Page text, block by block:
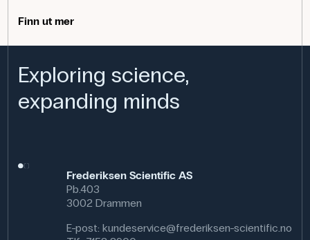
analyserer oksygeninnholdet i vannmiljøer. Den brukes til
prøvetaking i innsjøer, akvarier eller bekker og til kjemiske
analyser av vannkvalitet. Tradisjonelt brukes Winkler-
flasker i biologi til standardiserte oksygenmålinger.
Størrelse NS: 30
Finn ut mer
Exploring science,
expanding minds
Frederiksen Scientific AS
Pb.403
3002 Drammen
E-post: kundeservice@frederiksen-scientific.no